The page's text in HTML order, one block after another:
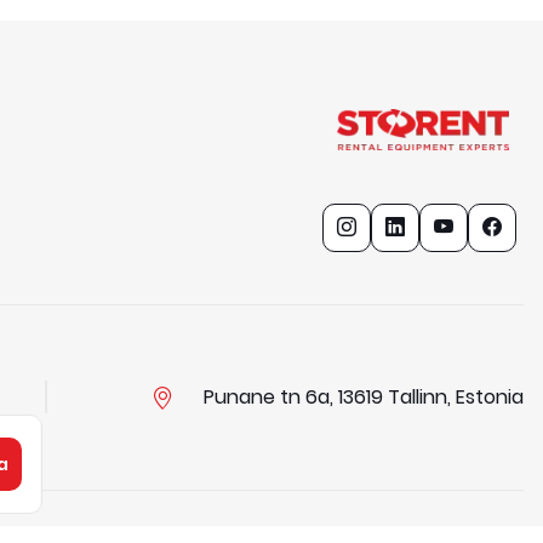
Punane tn 6a, 13619 Tallinn, Estonia